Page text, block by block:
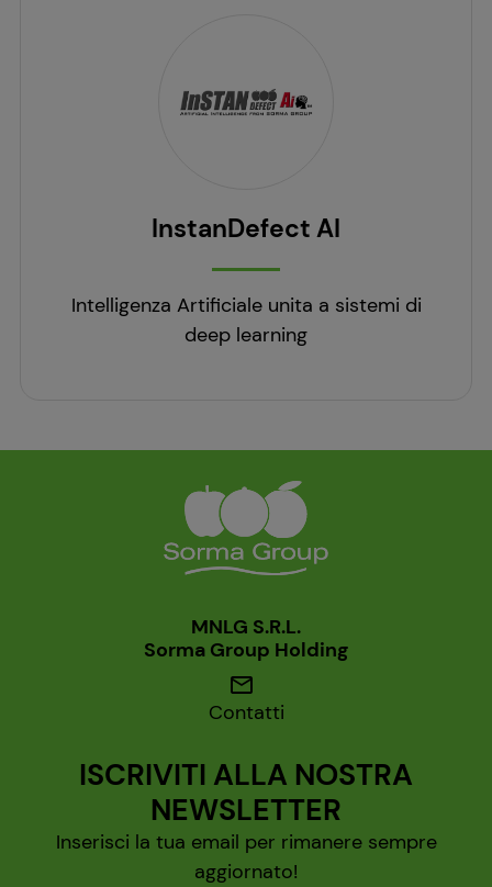
InstanDefect AI
Intelligenza Artificiale unita a sistemi di
deep learning
MNLG S.R.L.
Sorma Group Holding
mail
Contatti
ISCRIVITI ALLA NOSTRA
NEWSLETTER
Inserisci la tua email per rimanere sempre
aggiornato!